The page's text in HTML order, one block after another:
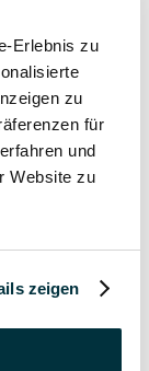
Erlebnis zu
zu
für
und
Website zu
zeigen